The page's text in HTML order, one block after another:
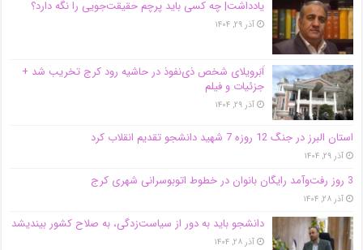
یادداشت| ‌چه کسی باید پرچم حقیقت‌جویی را نگه دارد؟
آذر ۲۹, ۱۴۰۴
اَبَر‌ویلای شخص ذی‌نفوذ در حاشیه‌ رود کرج تخریب شد +
جزئیات و فیلم
آذر ۲۹, ۱۴۰۴
استان البرز در جنگ 12 روزه 7 شهید دانشجو تقدیم انقلاب کرد
آذر ۲۹, ۱۴۰۴
3 روز رفت‌وآمد رایگان بانوان در خطوط اتوبوسرانی شهری کرج
آذر ۲۸, ۱۴۰۴
دانشجو باید به دور از سیاست‌زدگی، به صلاح کشور بیندیشد
آذر ۲۸, ۱۴۰۴